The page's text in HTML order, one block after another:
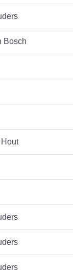
Bosch
Hout